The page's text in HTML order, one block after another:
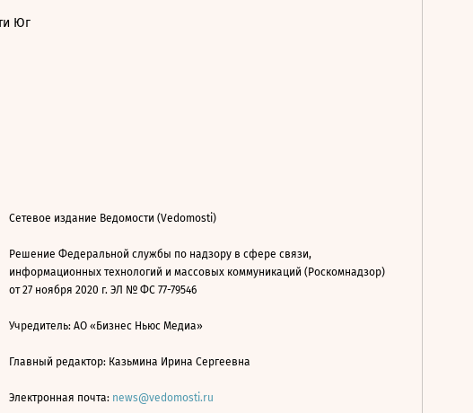
Юг
Сетевое издание Ведомости (Vedomosti)
Решение Федеральной службы по надзору в сфере связи,
информационных технологий и массовых коммуникаций (Роскомнадзор)
от 27 ноября 2020 г. ЭЛ № ФС 77-79546
Учредитель: АО «Бизнес Ньюс Медиа»
Главный редактор: Казьмина Ирина Сергеевна
Электронная почта: news@vedomosti.ru